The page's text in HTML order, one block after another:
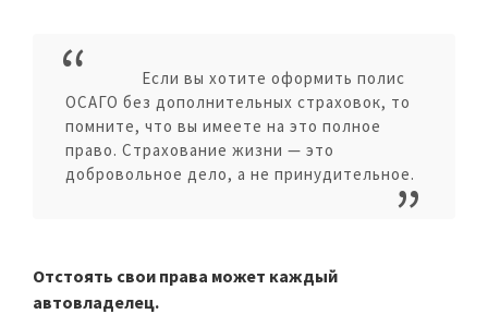
Если вы хотите оформить полис
ОСАГО без дополнительных страховок, то
помните, что вы имеете на это полное
право. Страхование жизни — это
добровольное дело, а не принудительное.
Отстоять свои права может каждый
автовладелец.